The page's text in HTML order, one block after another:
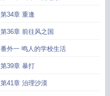
第34章 重逢
第36章 前往风之国
番外一 鸣人的学校生活
第39章 暴打
第41章 治理沙漠